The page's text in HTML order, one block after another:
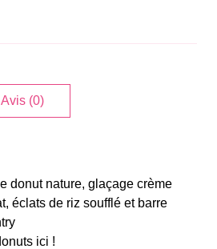
Avis (0)
donut nature, glaçage crème
éclats de riz soufflé et barre
ici !